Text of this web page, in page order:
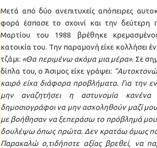
Μετά από δύο ανεπιτυχείς απόπειρες
φορά έσπασε το σχοινί και την δεύτερη
Μαρτίου του 1988 βρέθηκε
κατοικία του. Την παραμονή είχε κολλήσει
τζάμι: «Θα περιμένω ακόμα μια μέρα». Σε
δίπλα του, ο Άσιμος είχε γράψει: “Αυτοκτονώ
καιρό είχα διάφορα προβλήματα. Για την
μην αναζητήσει η αστυνομία
δημοσιογράφοι να μην ασχοληθούν μαζί
με βοήθησαν να ξεπεράσω το πρόβλημά
δουλέψω όπως πρώτα. Δεν κρατάω όμως
Παρακαλώ ο,τιδήποτε αξίας βρεθεί, να